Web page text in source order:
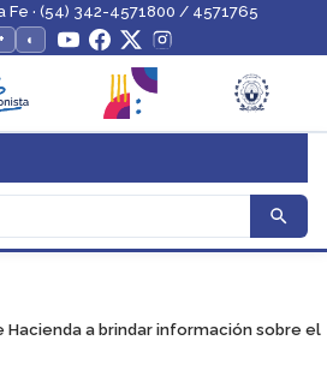
· (54) 342-4571800 / 4571765
◐
Hacienda a brindar información sobre el